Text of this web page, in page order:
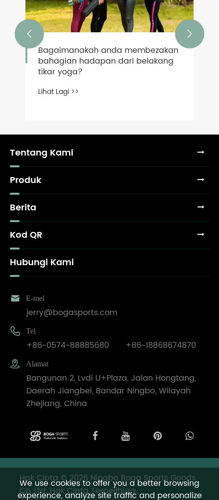
Bagaimanakah anda membezakan
bahagian hadapan dari belakang
tikar yoga?
Lihat Lagi >>
 
Tentang Kami
Produk
Berita
Kod QR
Hubungi Kami
 E-mel
jerry@bogasports.com
 Tel
+86-0574-88885680 +86-18868674870
 Alamat
Bangunan 2, Lvdi U+Plaza, Jalan Hongtang,
Daerah Jiangbei, Bandar Ningbo, Wilayah
Zhejiang, China
Hak Cipta © 2026 Ningbo Boga Sports Goods
Co.,Ltd. Hak Cipta Terpelihara.
We use cookies to offer you a better browsing
experience, analyze site traffic and personalize